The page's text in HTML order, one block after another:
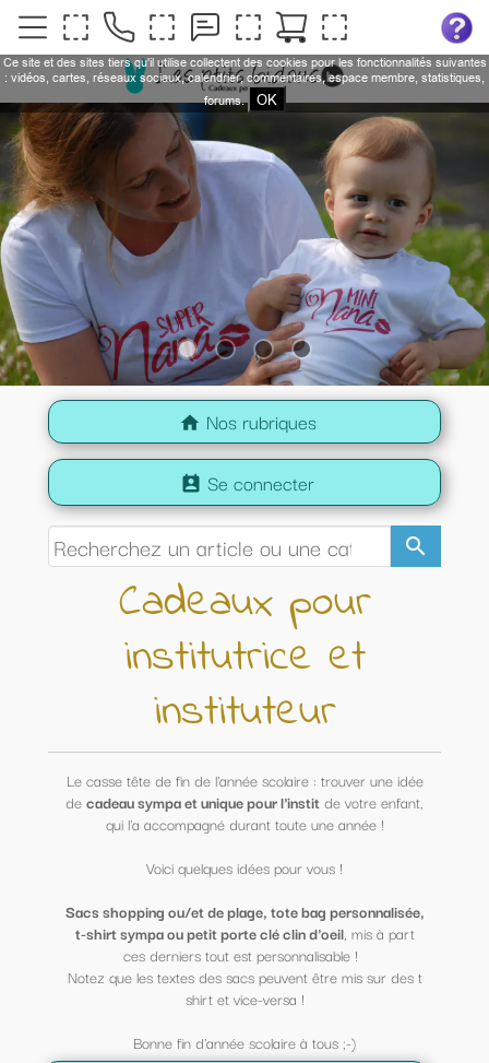
home Nos rubriques
search
perm_contact_calendar Se connecter
Cadeaux pour
institutrice et
instituteur
Le casse tête de fin de l'année scolaire : trouver une idée
decadeau sympa et unique pour l'institde votre enfant,
qui l'a accompagné durant toute une année !
Voici quelques idées pour vous !
Sacs shopping ou/et de plage, tote bag personnalisée,
t-shirt sympa ou petit porte clé clin d'oeil, mis à part
ces derniers tout est personnalisable !
Notez que les textes des sacs peuvent être mis sur des t
shirt et vice-versa !
Bonne fin d'année scolaire à tous ;-)
Ce site et des sites tiers qu'il utilise collectent des cookies pour les fonctionnalités suivantes
: vidéos, cartes, réseaux sociaux, calendrier, commentaires, espace membre, statistiques,
forums.
OK